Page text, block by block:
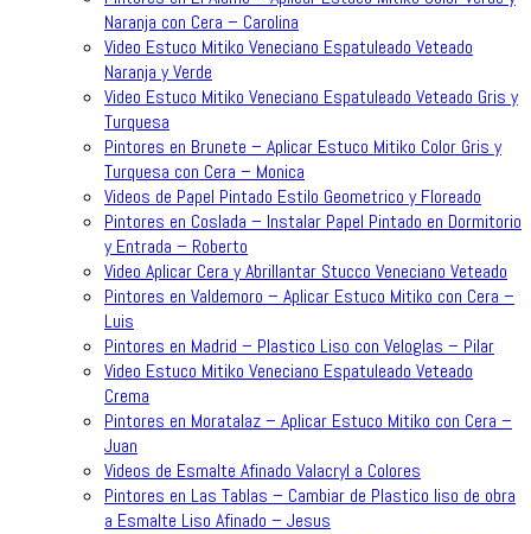
Naranja con Cera – Carolina
Video Estuco Mitiko Veneciano Espatuleado Veteado
Naranja y Verde
Video Estuco Mitiko Veneciano Espatuleado Veteado Gris y
Turquesa
Pintores en Brunete – Aplicar Estuco Mitiko Color Gris y
Turquesa con Cera – Monica
Videos de Papel Pintado Estilo Geometrico y Floreado
Pintores en Coslada – Instalar Papel Pintado en Dormitorio
y Entrada – Roberto
Video Aplicar Cera y Abrillantar Stucco Veneciano Veteado
Pintores en Valdemoro – Aplicar Estuco Mitiko con Cera –
Luis
Pintores en Madrid – Plastico Liso con Veloglas – Pilar
Video Estuco Mitiko Veneciano Espatuleado Veteado
Crema
Pintores en Moratalaz – Aplicar Estuco Mitiko con Cera –
Juan
Videos de Esmalte Afinado Valacryl a Colores
Pintores en Las Tablas – Cambiar de Plastico liso de obra
a Esmalte Liso Afinado – Jesus